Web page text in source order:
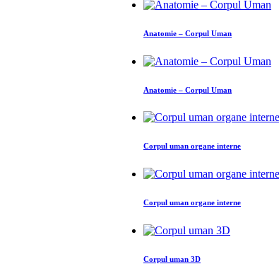
Anatomie – Corpul Uman
Anatomie – Corpul Uman
Corpul uman organe interne
Corpul uman organe interne
Corpul uman 3D